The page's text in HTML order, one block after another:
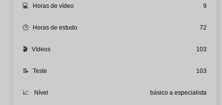
💻 Horas de vídeo 9
🕒 Horas de estudo 72
🎬 Vídeos 103
📝 Teste 103
📈 Nível básico a especialista